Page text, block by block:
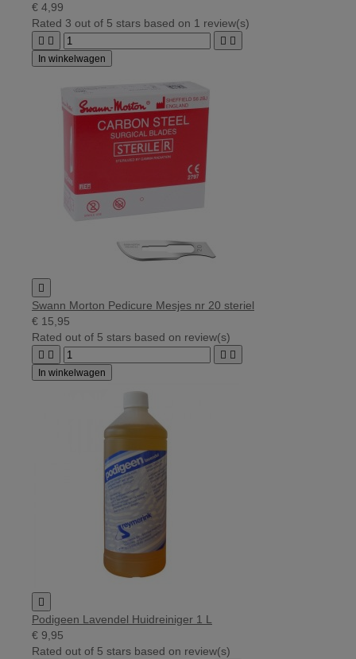
€ 4,99
Rated 3 out of 5 stars based on 1 review(s)
   
In winkelwagen

Swann Morton Pedicure Mesjes nr 20 steriel
€ 15,95
Rated out of 5 stars based on review(s)
   
In winkelwagen

Podigeen Lavendel Huidreiniger 1 L
€ 9,95
Rated out of 5 stars based on review(s)